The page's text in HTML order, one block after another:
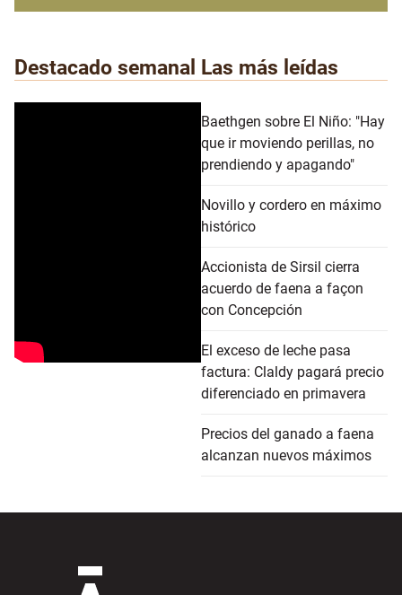
Destacado semanal Las más leídas
Baethgen sobre El Niño: "Hay
que ir moviendo perillas, no
prendiendo y apagando"
Novillo y cordero en máximo
histórico
Accionista de Sirsil cierra
acuerdo de faena a façon
con Concepción
El exceso de leche pasa
factura: Claldy pagará precio
diferenciado en primavera
Precios del ganado a faena
alcanzan nuevos máximos